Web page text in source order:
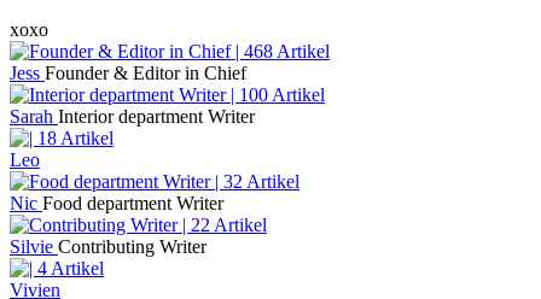
xoxo
Jess Founder & Editor in Chief
Sarah Interior department Writer
Leo
Nic Food department Writer
Silvie Contributing Writer
Vivien